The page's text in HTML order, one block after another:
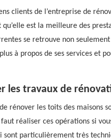
clients de l’entreprise de
est la meilleure des
se retrouve non
à propos de ses services et
les travaux de
rénover les toits des maisons
réaliser ces opérations si
sont particulièrement très